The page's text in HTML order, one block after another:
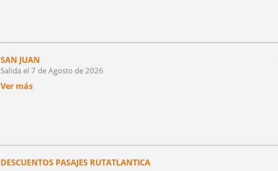
SAN JUAN
Salida el 7 de Agosto de 2026
Ver más
DESCUENTOS PASAJES RUTATLANTICA